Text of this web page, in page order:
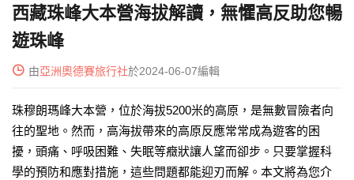
西藏珠峰大本營海拔解讀，無懼高反助您暢
遊珠峰
 由亞洲奧德賽旅行社於2024-06-07編輯
珠穆朗瑪峰大本營，位於海拔5200米的高原，是無數冒險者向
往的聖地。然而，高海拔帶來的高原反應常常成為遊客的困
擾，頭痛、呼吸困難、失眠等癥狀讓人望而卻步。只要掌握科
學的預防和應對措施，這些問題都能迎刃而解。本文將為您介